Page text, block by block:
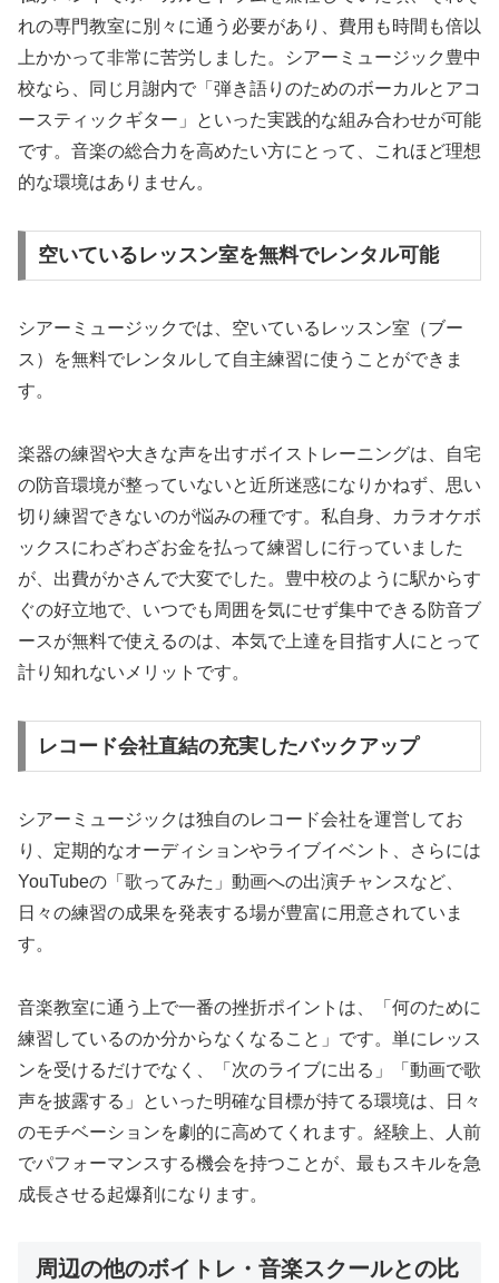
れの専門教室に別々に通う必要があり、費用も時間も倍以
上かかって非常に苦労しました。シアーミュージック豊中
校なら、同じ月謝内で「弾き語りのためのボーカルとアコ
ースティックギター」といった実践的な組み合わせが可能
です。音楽の総合力を高めたい方にとって、これほど理想
的な環境はありません。
空いているレッスン室を無料でレンタル可能
シアーミュージックでは、空いているレッスン室（ブー
ス）を無料でレンタルして自主練習に使うことができま
す。
楽器の練習や大きな声を出すボイストレーニングは、自宅
の防音環境が整っていないと近所迷惑になりかねず、思い
切り練習できないのが悩みの種です。私自身、カラオケボ
ックスにわざわざお金を払って練習しに行っていました
が、出費がかさんで大変でした。豊中校のように駅からす
ぐの好立地で、いつでも周囲を気にせず集中できる防音ブ
ースが無料で使えるのは、本気で上達を目指す人にとって
計り知れないメリットです。
レコード会社直結の充実したバックアップ
シアーミュージックは独自のレコード会社を運営してお
り、定期的なオーディションやライブイベント、さらには
YouTubeの「歌ってみた」動画への出演チャンスなど、
日々の練習の成果を発表する場が豊富に用意されていま
す。
音楽教室に通う上で一番の挫折ポイントは、「何のために
練習しているのか分からなくなること」です。単にレッス
ンを受けるだけでなく、「次のライブに出る」「動画で歌
声を披露する」といった明確な目標が持てる環境は、日々
のモチベーションを劇的に高めてくれます。経験上、人前
でパフォーマンスする機会を持つことが、最もスキルを急
成長させる起爆剤になります。
周辺の他のボイトレ・音楽スクールとの比